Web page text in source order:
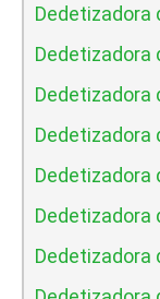
Dedetizadora
Dedetizadora
Dedetizadora
Dedetizadora
Dedetizadora
Dedetizadora
Dedetizadora